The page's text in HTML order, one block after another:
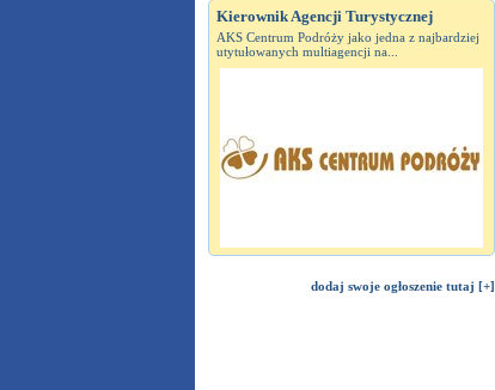
Kierownik Agencji Turystycznej
AKS Centrum Podróży jako jedna z najbardziej
utytułowanych multiagencji na...
dodaj swoje ogłoszenie tutaj [+]